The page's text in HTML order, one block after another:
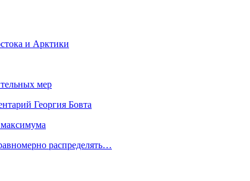
и Арктики
мер
Георгия Бовта
распределять…